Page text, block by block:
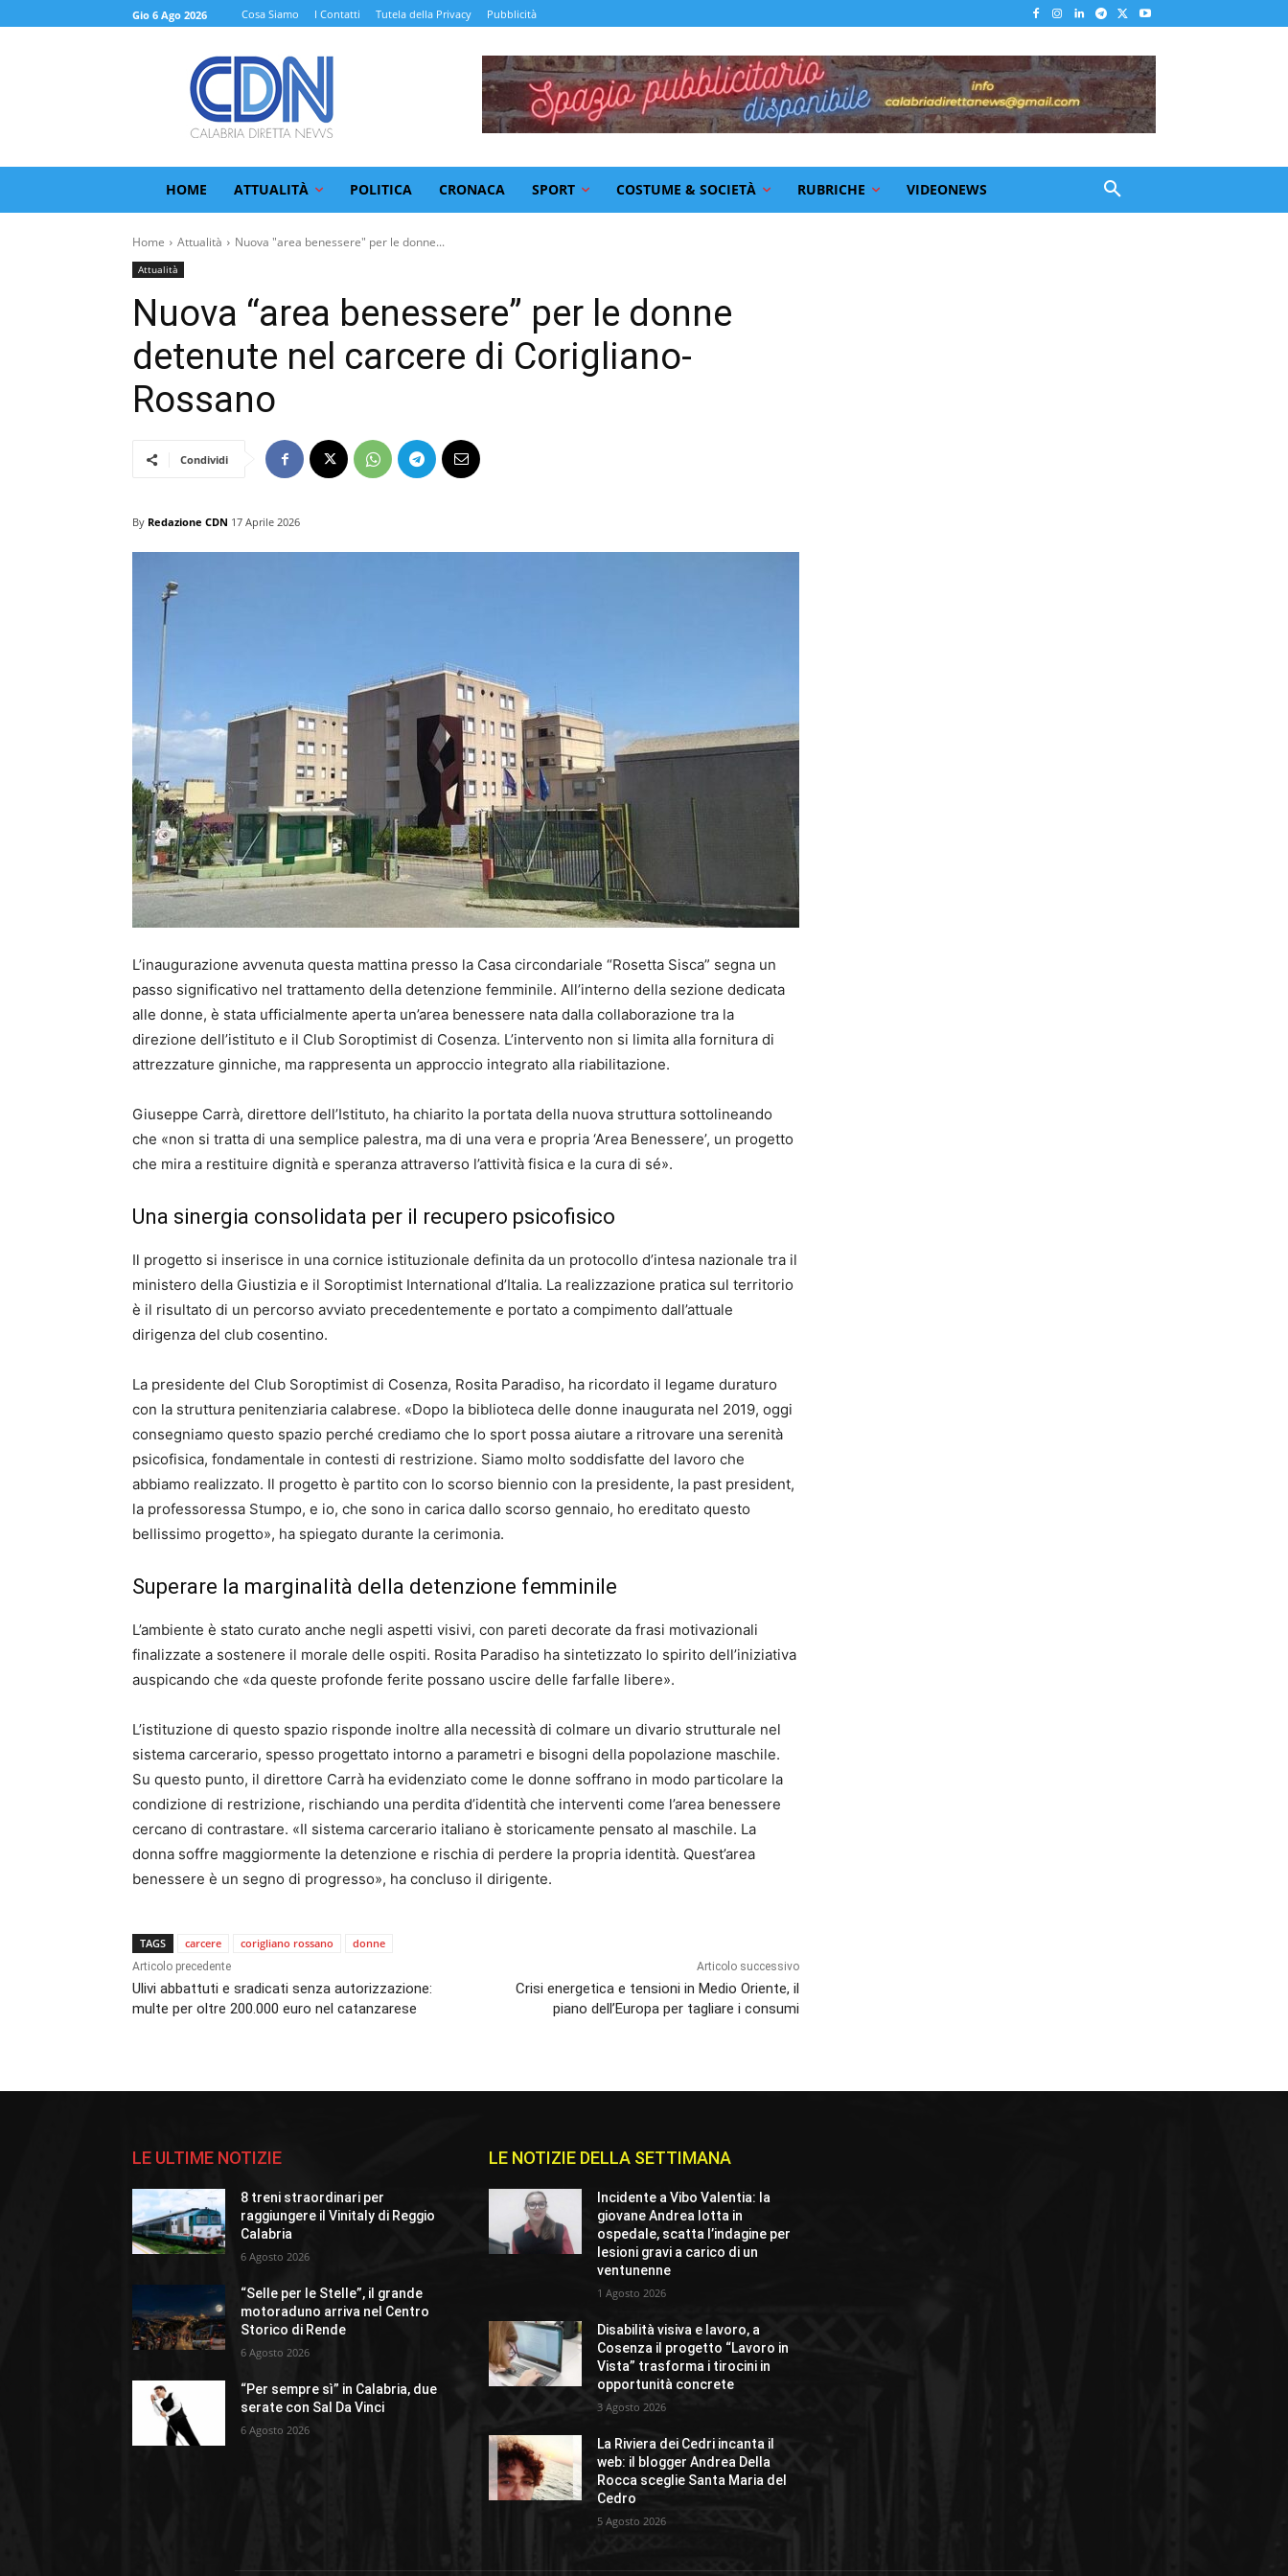
Gio 6 Ago 2026 Cosa Siamo I Contatti Tutela della Privacy Pubblicità
HOME ATTUALITÀ POLITICA CRONACA SPORT COSTUME & SOCIETÀ RUBRICHE VIDEONEWS
Home Attualità Nuova "area benessere" per le donne...
Attualità
Nuova “area benessere” per le donne
detenute nel carcere di Corigliano-
Rossano
Condividi
By Redazione CDN 17 Aprile 2026
L’inaugurazione avvenuta questa mattina presso la Casa circondariale “Rosetta Sisca” segna un
passo significativo nel trattamento della detenzione femminile. All’interno della sezione dedicata
alle donne, è stata ufficialmente aperta un’area benessere nata dalla collaborazione tra la
direzione dell’istituto e il Club Soroptimist di Cosenza. L’intervento non si limita alla fornitura di
attrezzature ginniche, ma rappresenta un approccio integrato alla riabilitazione.
Giuseppe Carrà, direttore dell’Istituto, ha chiarito la portata della nuova struttura sottolineando
che «non si tratta di una semplice palestra, ma di una vera e propria ‘Area Benessere’, un progetto
che mira a restituire dignità e speranza attraverso l’attività fisica e la cura di sé».
Una sinergia consolidata per il recupero psicofisico
Il progetto si inserisce in una cornice istituzionale definita da un protocollo d’intesa nazionale tra il
ministero della Giustizia e il Soroptimist International d’Italia. La realizzazione pratica sul territorio
è il risultato di un percorso avviato precedentemente e portato a compimento dall’attuale
dirigenza del club cosentino.
La presidente del Club Soroptimist di Cosenza, Rosita Paradiso, ha ricordato il legame duraturo
con la struttura penitenziaria calabrese. «Dopo la biblioteca delle donne inaugurata nel 2019, oggi
consegniamo questo spazio perché crediamo che lo sport possa aiutare a ritrovare una serenità
psicofisica, fondamentale in contesti di restrizione. Siamo molto soddisfatte del lavoro che
abbiamo realizzato. Il progetto è partito con lo scorso biennio con la presidente, la past president,
la professoressa Stumpo, e io, che sono in carica dallo scorso gennaio, ho ereditato questo
bellissimo progetto», ha spiegato durante la cerimonia.
Superare la marginalità della detenzione femminile
L’ambiente è stato curato anche negli aspetti visivi, con pareti decorate da frasi motivazionali
finalizzate a sostenere il morale delle ospiti. Rosita Paradiso ha sintetizzato lo spirito dell’iniziativa
auspicando che «da queste profonde ferite possano uscire delle farfalle libere».
L’istituzione di questo spazio risponde inoltre alla necessità di colmare un divario strutturale nel
sistema carcerario, spesso progettato intorno a parametri e bisogni della popolazione maschile.
Su questo punto, il direttore Carrà ha evidenziato come le donne soffrano in modo particolare la
condizione di restrizione, rischiando una perdita d’identità che interventi come l’area benessere
cercano di contrastare. «Il sistema carcerario italiano è storicamente pensato al maschile. La
donna soffre maggiormente la detenzione e rischia di perdere la propria identità. Quest’area
benessere è un segno di progresso», ha concluso il dirigente.
TAGS carcere corigliano rossano donne
Articolo precedente
Ulivi abbattuti e sradicati senza autorizzazione:
multe per oltre 200.000 euro nel catanzarese
Articolo successivo
Crisi energetica e tensioni in Medio Oriente, il
piano dell’Europa per tagliare i consumi
LE ULTIME NOTIZIE
8 treni straordinari per
raggiungere il Vinitaly di Reggio
Calabria
6 Agosto 2026
“Selle per le Stelle”, il grande
motoraduno arriva nel Centro
Storico di Rende
6 Agosto 2026
“Per sempre sì” in Calabria, due
serate con Sal Da Vinci
6 Agosto 2026
LE NOTIZIE DELLA SETTIMANA
Incidente a Vibo Valentia: la
giovane Andrea lotta in
ospedale, scatta l’indagine per
lesioni gravi a carico di un
ventunenne
1 Agosto 2026
Disabilità visiva e lavoro, a
Cosenza il progetto “Lavoro in
Vista” trasforma i tirocini in
opportunità concrete
3 Agosto 2026
La Riviera dei Cedri incanta il
web: il blogger Andrea Della
Rocca sceglie Santa Maria del
Cedro
5 Agosto 2026